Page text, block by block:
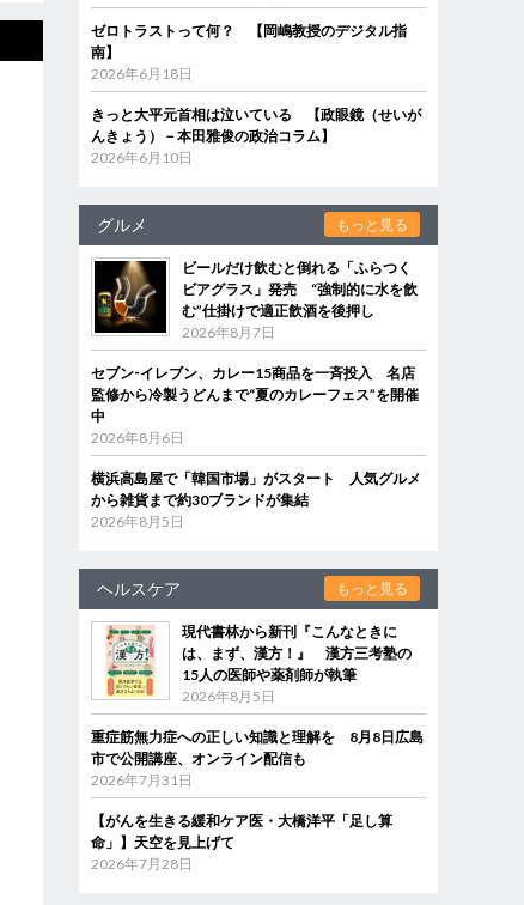
ゼロトラストって何？ 【岡嶋教授のデジタル指
南】
2026年6月18日
きっと大平元首相は泣いている 【政眼鏡（せいが
んきょう）－本田雅俊の政治コラム】
2026年6月10日
グルメ もっと見る
ビールだけ飲むと倒れる「ふらつく
ビアグラス」発売 “強制的に水を飲
む”仕掛けで適正飲酒を後押し
2026年8月7日
セブン‐イレブン、カレー15商品を一斉投入 名店
監修から冷製うどんまで“夏のカレーフェス”を開催
中
2026年8月6日
横浜高島屋で「韓国市場」がスタート 人気グルメ
から雑貨まで約30ブランドが集結
2026年8月5日
ヘルスケア もっと見る
現代書林から新刊『こんなときに
は、まず、漢方！』 漢方三考塾の
15人の医師や薬剤師が執筆
2026年8月5日
重症筋無力症への正しい知識と理解を 8月8日広島
市で公開講座、オンライン配信も
2026年7月31日
【がんを生きる緩和ケア医・大橋洋平「足し算
命」】天空を見上げて
2026年7月28日